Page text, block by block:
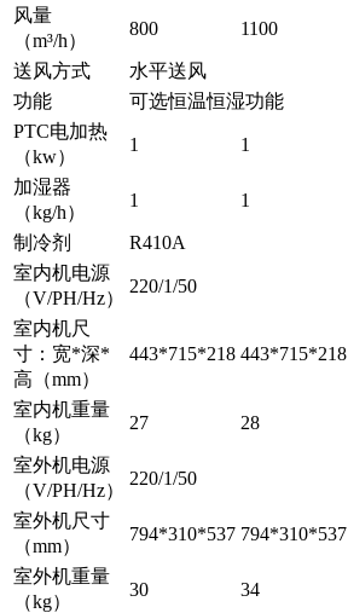
风量
（m³/h）
800 1100
送风方式
水平送风
功能
可选恒温恒湿功能
PTC电加热
（kw）
1 1
加湿器
（kg/h）
1 1
制冷剂
R410A
室内机电源
（V/PH/Hz）
220/1/50
室内机尺
寸：宽*深*
高（mm）
443*715*218 443*715*218
室内机重量
（kg）
27 28
室外机电源
（V/PH/Hz）
220/1/50
室外机尺寸
（mm）
794*310*537 794*310*537
室外机重量
（kg）
30 34